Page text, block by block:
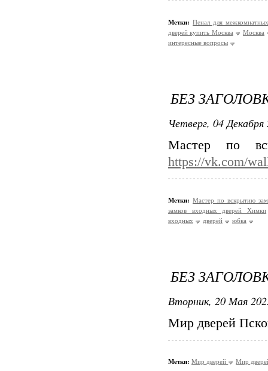
Метки: Пенал для
дверей купить Москва
Москва
интересные вопросы
БЕЗ
Четверг, 04
Мастер по
https://vk.com/
Метки: Мастер по вскрытию
замков входных дверей Химки
входных
дверей юбка
БЕЗ
Вторник, 20 Мая
Мир дверей
Метки: Мир дверей
Мир